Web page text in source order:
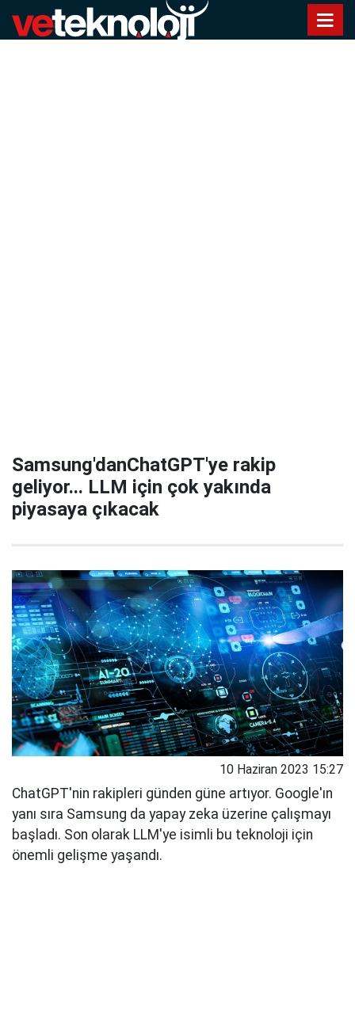
Samsung'danChatGPT'ye rakip
geliyor... LLM için çok yakında
piyasaya çıkacak
10 Haziran 2023 15:27
ChatGPT'nin rakipleri günden güne artıyor. Google'ın
yanı sıra Samsung da yapay zeka üzerine çalışmayı
başladı. Son olarak LLM'ye isimli bu teknoloji için
önemli gelişme yaşandı.